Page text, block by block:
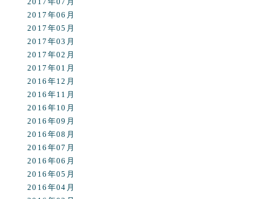
2017年07月
2017年06月
2017年05月
2017年03月
2017年02月
2017年01月
2016年12月
2016年11月
2016年10月
2016年09月
2016年08月
2016年07月
2016年06月
2016年05月
2016年04月